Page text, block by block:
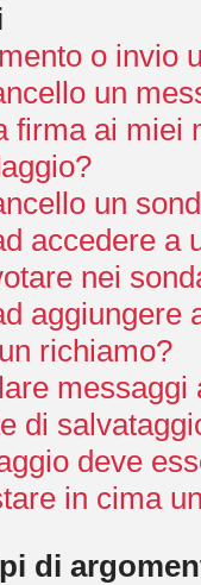
o invio
un
firma ai miei
un
accedere a
nei
aggiungere
richiamo?
messaggi
di
deve
in cima
di